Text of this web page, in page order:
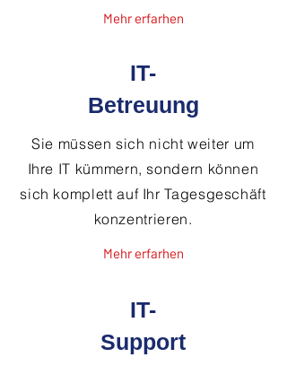
Mehr erfarhen
IT-
Betreuung
Sie müssen sich nicht weiter um
Ihre IT kümmern, sondern können
sich komplett auf Ihr Tagesgeschäft
konzentrieren.
Mehr erfarhen
IT-
Support